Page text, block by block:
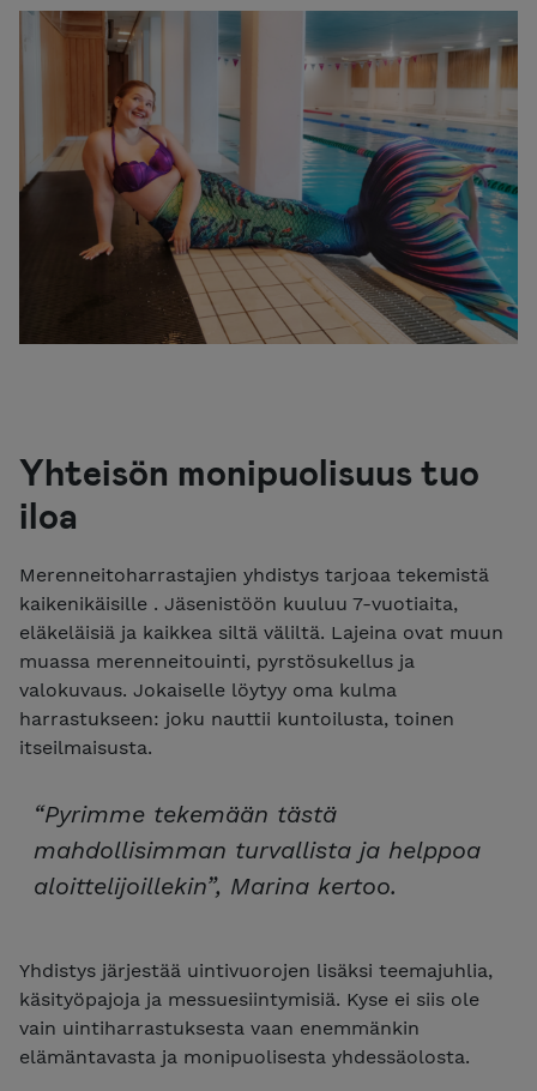
Yhteisön monipuolisuus tuo
iloa
Merenneitoharrastajien yhdistys tarjoaa tekemistä
kaikenikäisille . Jäsenistöön kuuluu 7-vuotiaita,
eläkeläisiä ja kaikkea siltä väliltä. Lajeina ovat muun
muassa merenneitouinti, pyrstösukellus ja
valokuvaus. Jokaiselle löytyy oma kulma
harrastukseen: joku nauttii kuntoilusta, toinen
itseilmaisusta.
“Pyrimme tekemään tästä
mahdollisimman turvallista ja helppoa
aloittelijoillekin”, Marina kertoo.
Yhdistys järjestää uintivuorojen lisäksi teemajuhlia,
käsityöpajoja ja messuesiintymisiä. Kyse ei siis ole
vain uintiharrastuksesta vaan enemmänkin
elämäntavasta ja monipuolisesta yhdessäolosta.